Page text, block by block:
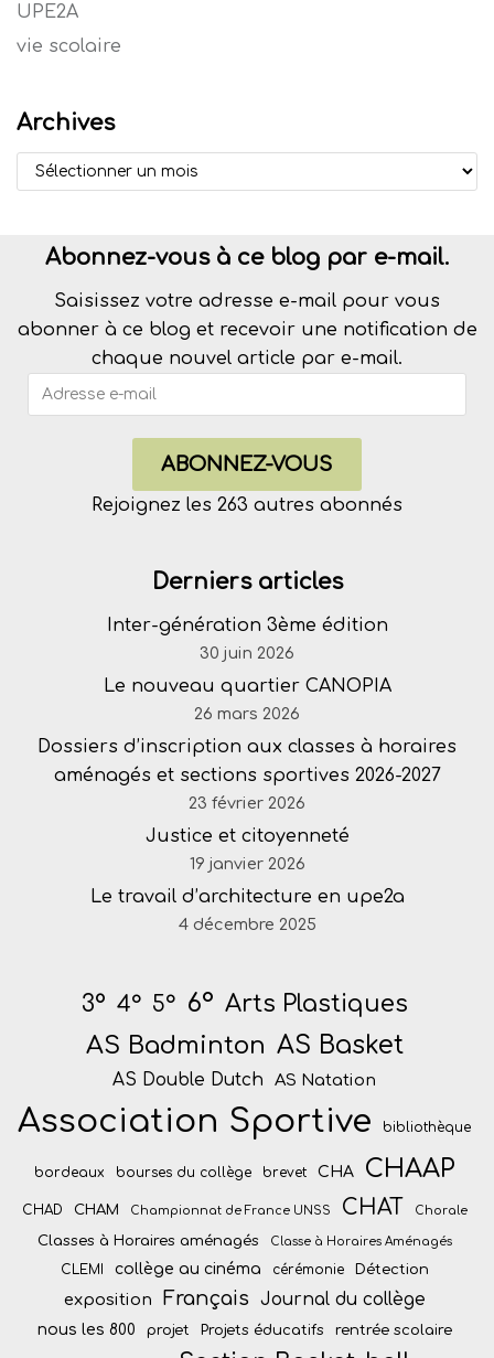
UPE2A
vie scolaire
Archives
Abonnez-vous à ce blog par e-mail.
Saisissez votre adresse e-mail pour vous
abonner à ce blog et recevoir une notification de
chaque nouvel article par e-mail.
ABONNEZ-VOUS
Rejoignez les 263 autres abonnés
Derniers articles
Inter-génération 3ème édition
30 juin 2026
Le nouveau quartier CANOPIA
26 mars 2026
Dossiers d’inscription aux classes à horaires
aménagés et sections sportives 2026-2027
23 février 2026
Justice et citoyenneté
19 janvier 2026
Le travail d’architecture en upe2a
4 décembre 2025
3° 4° 5° 6° Arts Plastiques
AS Badminton AS Basket
AS Double Dutch AS Natation
Association Sportive bibliothèque
bordeaux bourses du collège brevet CHA CHAAP
CHAD CHAM Championnat de France UNSS CHAT Chorale
Classes à Horaires aménagés Classe à Horaires Aménagés
CLEMI collège au cinéma cérémonie Détection
exposition Français Journal du collège
nous les 800 projet Projets éducatifs rentrée scolaire